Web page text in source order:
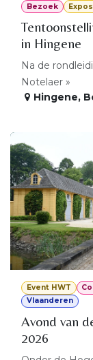
Bezoek
in Hingene
Na de
Notelaer »
Hingene,
Event HWT
Vlaanderen
Avond van
2026